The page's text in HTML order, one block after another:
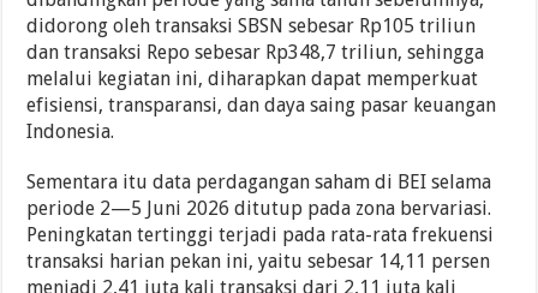
didorong oleh transaksi SBSN sebesar Rp105 triliun
dan transaksi Repo sebesar Rp348,7 triliun, sehingga
melalui kegiatan ini, diharapkan dapat memperkuat
efisiensi, transparansi, dan daya saing pasar keuangan
Indonesia.
Sementara itu data perdagangan saham di BEI selama
periode 2—5 Juni 2026 ditutup pada zona bervariasi.
Peningkatan tertinggi terjadi pada rata-rata frekuensi
transaksi harian pekan ini, yaitu sebesar 14,11 persen
menjadi 2,41 juta kali transaksi dari 2,11 juta kali